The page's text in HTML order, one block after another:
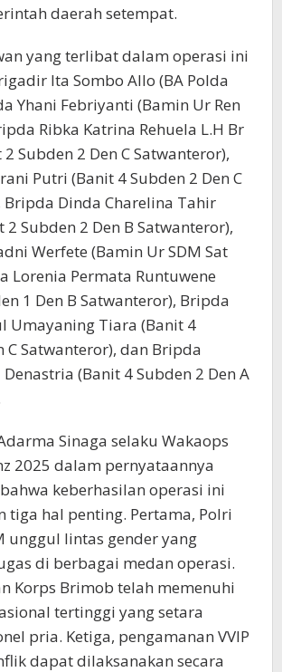
daerah setempat.
yang terlibat dalam operasi ini
Ita Sombo Allo (BA Polda
Yhani Febriyanti (Bamin Ur Ren
Ribka Katrina Rehuela L.H Br
Subden 2 Den C Satwanteror),
Putri (Banit 4 Subden 2 Den C
Bripda Dinda Charelina Tahir
Subden 2 Den B Satwanteror),
Werfete (Bamin Ur SDM Sat
Lorenia Permata Runtuwene
1 Den B Satwanteror), Bripda
Umayaning Tiara (Banit 4
C Satwanteror), dan Bripda
(Banit 4 Subden 2 Den A
Sinaga selaku Wakaops
2025 dalam pernyataannya
keberhasilan operasi ini
tiga hal penting. Pertama, Polri
unggul lintas gender yang
di berbagai medan operasi.
Korps Brimob telah memenuhi
tertinggi yang setara
pria. Ketiga, pengamanan VVIP
dapat dilaksanakan secara